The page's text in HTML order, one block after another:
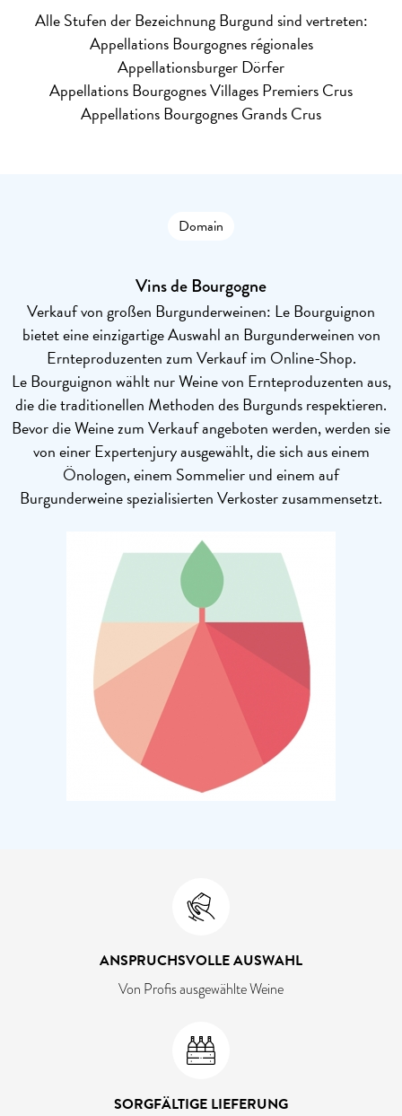
Alle Stufen der Bezeichnung Burgund sind vertreten:
Appellations Bourgognes régionales
Appellationsburger Dörfer
Appellations Bourgognes Villages Premiers Crus
Appellations Bourgognes Grands Crus
Domain
Vins de Bourgogne
Verkauf von großen Burgunderweinen: Le Bourguignon
bietet eine einzigartige Auswahl an Burgunderweinen von
Ernteproduzenten zum Verkauf im Online-Shop.
Le Bourguignon wählt nur Weine von Ernteproduzenten aus,
die die traditionellen Methoden des Burgunds respektieren.
Bevor die Weine zum Verkauf angeboten werden, werden sie
von einer Expertenjury ausgewählt, die sich aus einem
Önologen, einem Sommelier und einem auf
Burgunderweine spezialisierten Verkoster zusammensetzt.
ANSPRUCHSVOLLE AUSWAHL
Von Profis ausgewählte Weine
SORGFÄLTIGE LIEFERUNG